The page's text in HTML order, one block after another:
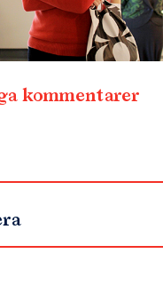
kommentarer